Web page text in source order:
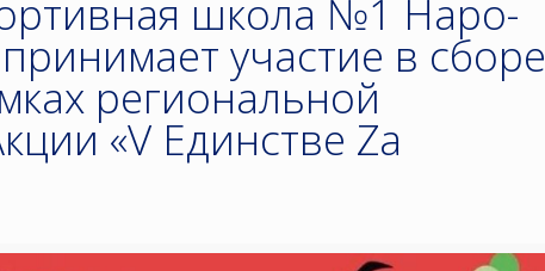
школа №1 Наро-
участие в сборе
региональной
«V Единстве Za